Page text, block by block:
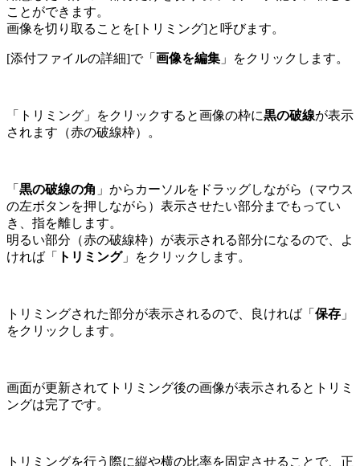
ことができます。
画像を切り取ることを[トリミング]と呼びます。
[添付ファイルの詳細]で「 画像を編集 」をクリックします。
「トリミング」をクリックすると画像の枠に黒の破線が表示
されます（赤の破線枠）。
「 黒の破線の角 」からカーソルをドラッグしながら（マウス
の左ボタンを押しながら）表示させたい部分までもってい
き、指を離します。
明るい部分（赤の破線枠）が表示される部分になるので、よ
ければ「
トリミング」をクリックします。
トリミングされた部分が表示されるので、良ければ「 保存 」
をクリックします。
画面が更新されてトリミング後の画像が表示されるとトリミ
ングは完了です。
トリミングを行う際に縦や横の比率を固定させることで、正